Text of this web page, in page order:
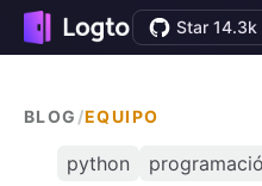
Star 14.3k
BLOG /EQUIPO
python